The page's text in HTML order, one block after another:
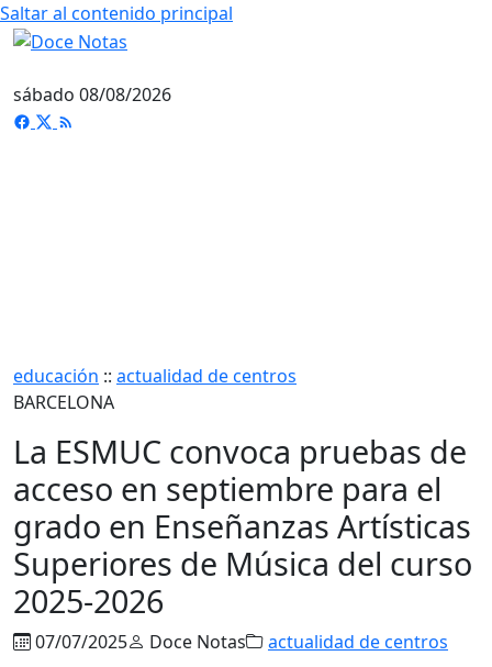
Saltar al contenido principal
sábado 08/08/2026
educación :: actualidad de centros
BARCELONA
La ESMUC convoca pruebas de
acceso en septiembre para el
grado en Enseñanzas Artísticas
Superiores de Música del curso
2025-2026
07/07/2025 Doce Notas actualidad de centros